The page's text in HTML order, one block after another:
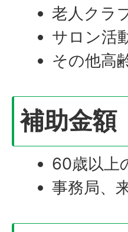
老人クラ
サロン活
その他高
補助金額
60歳以上
事務局、